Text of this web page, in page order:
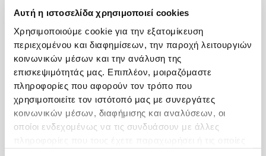
Αυτή η ιστοσελίδα χρησιμοποιεί cookies
Χρησιμοποιούμε cookie για την εξατομίκευση
περιεχομένου και διαφημίσεων, την παροχή λειτουργιών
κοινωνικών μέσων και την ανάλυση της
επισκεψιμότητάς μας. Επιπλέον, μοιραζόμαστε
πληροφορίες που αφορούν τον τρόπο που
χρησιμοποιείτε τον ιστότοπό μας με συνεργάτες
κοινωνικών μέσων, διαφήμισης και αναλύσεων, οι
οποίοι ενδεχομένως να τις συνδυάσουν με άλλες
ενδοσκοπική μυοτομή
– μέθοδο ΠΟΕΜ
(POEM)
Ενδοσκοπική
θεραπεία για
γαστροοισοφαγική
παλινδρόμηση (ΓΟΠΝ)
με την
αντιπαλινδρομική
βλεννογονεκτομή –
Center, Showa
ΤόκυοIαπωνία.
Επαγγελματική
Σταδιοδρομία
2004 – σήμερα:
Ιδιωτικό
Γαστρεντερολογικό